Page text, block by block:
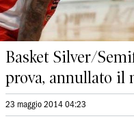
Basket Silver/
prova, annullato il
23 maggio 2014 04:23